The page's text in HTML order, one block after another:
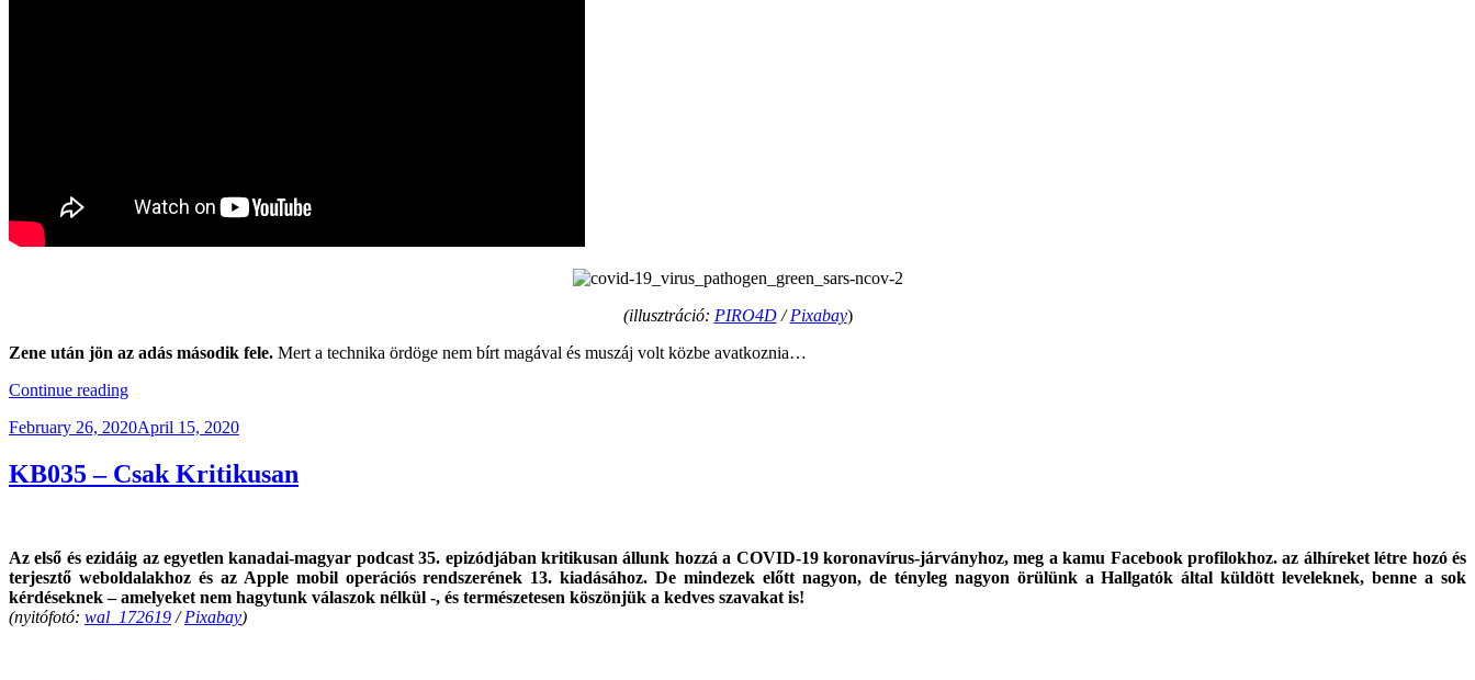
(illusztráció: PIRO4D/Pixabay)
Zene után jön az adás második fele. Mert a technika ördöge nem bírt magával és muszáj volt közbe avatkoznia…
Continue reading“KBXTR03
COVID-
A
Világjárvány”
Posted
February 26, 2020April 15, 2020
KB035 – Csak Kritikusan
Az első és ezidáig az egyetlen kanadai-magyar podcast 35. epizódjában kritikusan állunk hozzá a COVID-19 koronavírus-járványhoz, meg a kamu Facebook profilokhoz. az álhíreket létre hozó és
terjesztő weboldalakhoz és az Apple mobil operációs rendszerének 13. kiadásához. De mindezek előtt nagyon, de tényleg nagyon örülünk a Hallgatók által küldött leveleknek, benne a sok
kérdéseknek – amelyeket nem hagytunk válaszok nélkül -, és természetesen köszönjük a kedves szavakat is!
(nyitófotó: wal_172619 /Pixabay)